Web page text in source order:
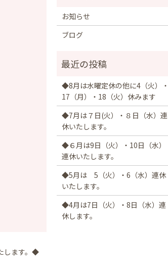
します。◆
お知らせ
ブログ
◆8月は水曜定休の他に4（火）・
17（月）・18（火）休みます
◆7月は７日(火）・８日（水）連
休いたします。
◆６月は9日（火）・10日（水）
連休いたします。
◆5月は 5（火）・6（水）連休
いたします。
◆4月は7日（火）・8日（水）連
休します。